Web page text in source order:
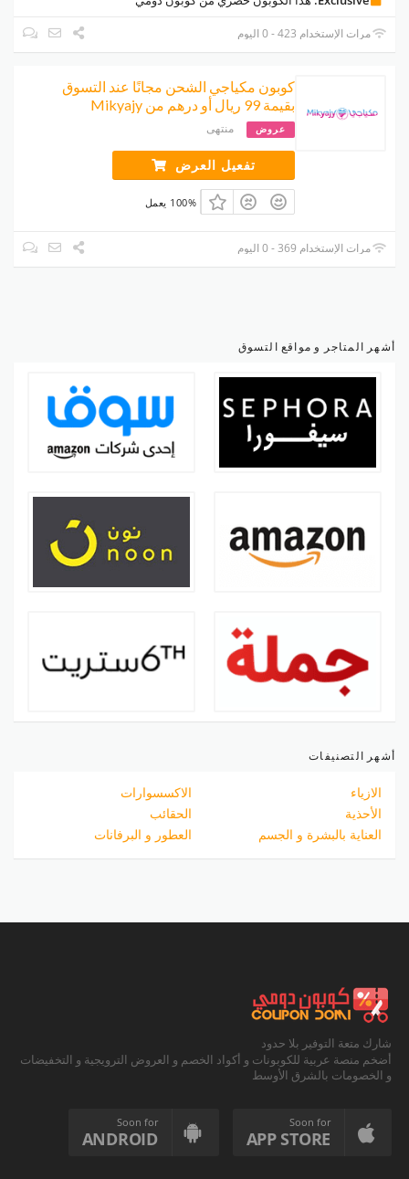
مرات الإستخدام 423 - 0 اليوم
كوبون مكياجي الشحن مجانًا عند التسوق
بقيمة 99 ريال أو درهم من Mikyajy
عروض منتهى
تفعيل العرض
100% يعمل
مرات الإستخدام 369 - 0 اليوم
أشهر المتاجر و مواقع التسوق
أشهر التصنيفات
الازياء
الاكسسوارات
الأحذية
الحقائب
العناية بالبشرة و الجسم
العطور و البرفانات
شارك متعة التوفير بلا حدود
أضخم منصة عربية للكوبونات و أكواد الخصم و العروض الترويجية و التخفيضات
و الخصومات بالشرق الأوسط
Soon for
APP STORE
Soon for
ANDROID